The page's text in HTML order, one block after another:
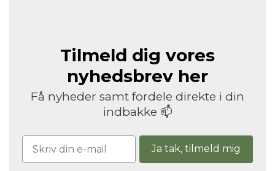
Tilmeld dig vores
nyhedsbrev her
Få nyheder samt fordele direkte i din
indbakke 📫
Ja tak, tilmeld mig